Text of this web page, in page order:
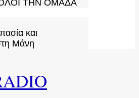
ΤΗΝ ΟΜΑΔΑ
και
Μάνη